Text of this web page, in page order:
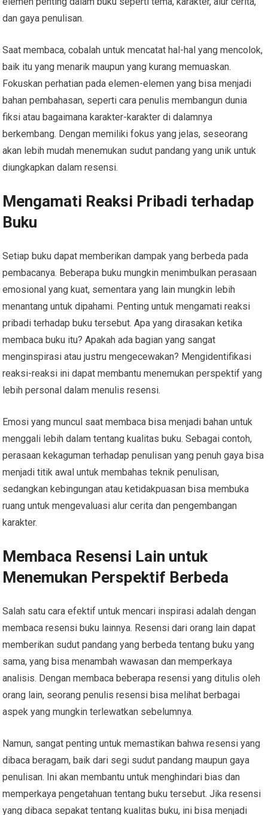
dan gaya penulisan.
Saat membaca, cobalah untuk mencatat hal-hal yang mencolok,
baik itu yang menarik maupun yang kurang memuaskan.
Fokuskan perhatian pada elemen-elemen yang bisa menjadi
bahan pembahasan, seperti cara penulis membangun dunia
fiksi atau bagaimana karakter-karakter di dalamnya
berkembang. Dengan memiliki fokus yang jelas, seseorang
akan lebih mudah menemukan sudut pandang yang unik untuk
diungkapkan dalam resensi.
Mengamati Reaksi Pribadi terhadap
Buku
Setiap buku dapat memberikan dampak yang berbeda pada
pembacanya. Beberapa buku mungkin menimbulkan perasaan
emosional yang kuat, sementara yang lain mungkin lebih
menantang untuk dipahami. Penting untuk mengamati reaksi
pribadi terhadap buku tersebut. Apa yang dirasakan ketika
membaca buku itu? Apakah ada bagian yang sangat
menginspirasi atau justru mengecewakan? Mengidentifikasi
reaksi-reaksi ini dapat membantu menemukan perspektif yang
lebih personal dalam menulis resensi.
Emosi yang muncul saat membaca bisa menjadi bahan untuk
menggali lebih dalam tentang kualitas buku. Sebagai contoh,
perasaan kekaguman terhadap penulisan yang penuh gaya bisa
menjadi titik awal untuk membahas teknik penulisan,
sedangkan kebingungan atau ketidakpuasan bisa membuka
ruang untuk mengevaluasi alur cerita dan pengembangan
karakter.
Membaca Resensi Lain untuk
Menemukan Perspektif Berbeda
Salah satu cara efektif untuk mencari inspirasi adalah dengan
membaca resensi buku lainnya. Resensi dari orang lain dapat
memberikan sudut pandang yang berbeda tentang buku yang
sama, yang bisa menambah wawasan dan memperkaya
analisis. Dengan membaca beberapa resensi yang ditulis oleh
orang lain, seorang penulis resensi bisa melihat berbagai
aspek yang mungkin terlewatkan sebelumnya.
Namun, sangat penting untuk memastikan bahwa resensi yang
dibaca beragam, baik dari segi sudut pandang maupun gaya
penulisan. Ini akan membantu untuk menghindari bias dan
memperkaya pengetahuan tentang buku tersebut. Jika resensi
yang dibaca sepakat tentang kualitas buku, ini bisa menjadi